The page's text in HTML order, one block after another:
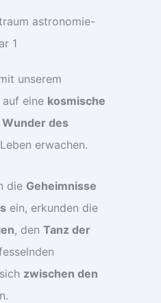
unserem
auf eine kosmische
Wunder des
erwachen.
die Geheimnisse
ein, erkunden die
, den Tanz der
zwischen den